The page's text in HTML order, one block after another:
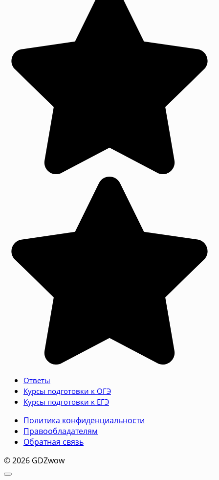
Ответы
Курсы подготовки к ОГЭ
Курсы подготовки к ЕГЭ
Политика конфиденциальности
Правообладателям
Обратная связь
© 2026 GDZwow